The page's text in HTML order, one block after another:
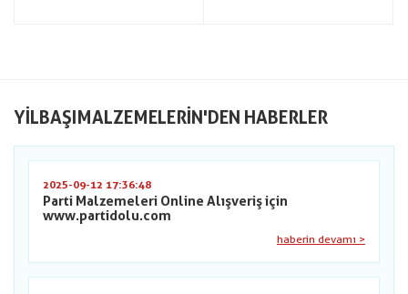
YILBAŞIMALZEMELERIN'DEN HABERLER
2025-09-12 17:36:48
Parti Malzemeleri Online Alışveriş için
www.partidolu.com
haberin devamı >